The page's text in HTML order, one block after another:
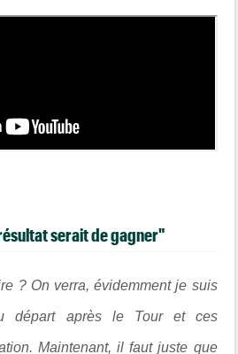
serait de gagner"
? On verra, évidemment je suis
départ après le Tour et ces
Maintenant, il faut juste que